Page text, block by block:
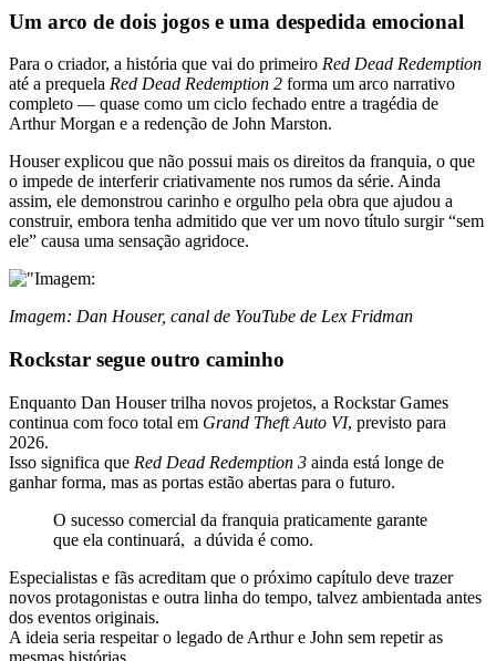
Um arco de dois jogos e uma despedida emocional
Para o criador, a história que vai do primeiro Red Dead Redemption
até a prequela Red Dead Redemption 2 forma um arco narrativo
completo — quase como um ciclo fechado entre a tragédia de
Arthur Morgan e a redenção de John Marston.
Houser explicou que não possui mais os direitos da franquia, o que
o impede de interferir criativamente nos rumos da série. Ainda
assim, ele demonstrou carinho e orgulho pela obra que ajudou a
construir, embora tenha admitido que ver um novo título surgir “sem
ele” causa uma sensação agridoce.
Imagem: Dan Houser, canal de YouTube de Lex Fridman
Rockstar segue outro caminho
Enquanto Dan Houser trilha novos projetos, a Rockstar Games
continua com foco total em Grand Theft Auto VI, previsto para
2026.
Isso significa que Red Dead Redemption 3 ainda está longe de
ganhar forma, mas as portas estão abertas para o futuro.
O sucesso comercial da franquia praticamente garante
que ela continuará, a dúvida é como.
Especialistas e fãs acreditam que o próximo capítulo deve trazer
novos protagonistas e outra linha do tempo, talvez ambientada antes
dos eventos originais.
A ideia seria respeitar o legado de Arthur e John sem repetir as
mesmas histórias.